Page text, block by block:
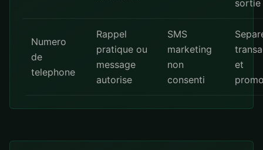
sortie
Numero
de
telephone
Rappel
pratique ou
message
autorise
SMS
marketing
non
consenti
et